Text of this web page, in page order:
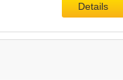
Details